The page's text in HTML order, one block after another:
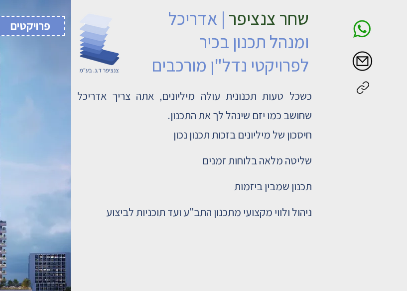
פרויקטים שחר צנציפר | אדריכל
ומנהל תכנון בכיר
לפרויקטי נדל"ן מורכבים
כשכל טעות תכנונית עולה מיליונים, אתה צריך אדריכל
שחושב כמו יזם שינהל לך את התכנון.
חיסכון של מיליונים בזכות תכנון נכון
שליטה מלאה בלוחות זמנים
תכנון שמבין ביזמות
ניהול ולווי מקצועי מתכנון התב"ע ועד תוכניות לביצוע